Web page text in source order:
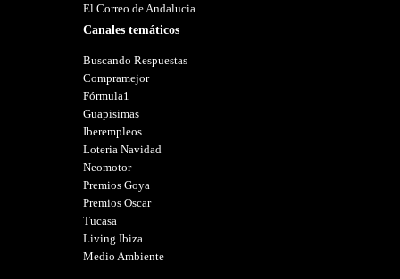
El Correo de Andalucia
Canales temáticos
Buscando Respuestas
Compramejor
Fórmula1
Guapisimas
Iberempleos
Loteria Navidad
Neomotor
Premios Goya
Premios Oscar
Tucasa
Living Ibiza
Medio Ambiente